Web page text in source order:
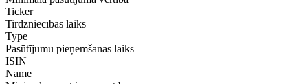
Ticker
Tirdzniecības laiks
Type
Pasūtījumu pieņemšanas laiks
ISIN
Name